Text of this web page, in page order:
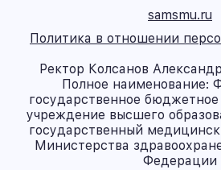
samsmu.ru
Политика в отношении
Ректор Колсанов
Полное наименование:
государственное бюджетное
учреждение высшего
государственный
Министерства
Федерации